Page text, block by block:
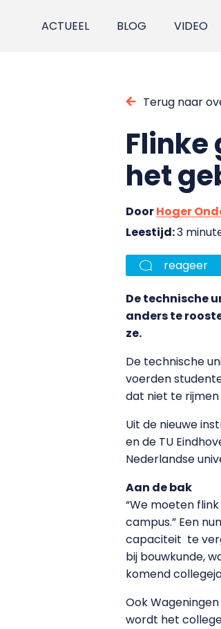
ACTUEEL BLOG VIDEO
Terug naar
Flinke
het
DoorHoger
Leestijd:3
reageer
De technische
anders te
ze.
De technische
voerden
dat niet te
Uit de nieuwe
en de TU
Nederlandse
Aan de bak
“We moeten
campus.” Een
capaciteit te
bij bouwkunde,
komend
Ook
wordt het